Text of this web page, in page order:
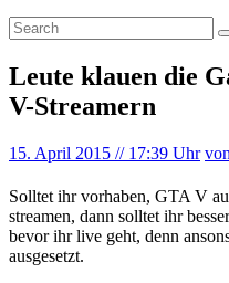
Leute klauen die
V-Streamern
15. April 2015 // 17:39 Uhr
Solltet ihr vorhaben, GTA V
streamen, dann solltet ihr
bevor ihr live geht, denn
ausgesetzt.